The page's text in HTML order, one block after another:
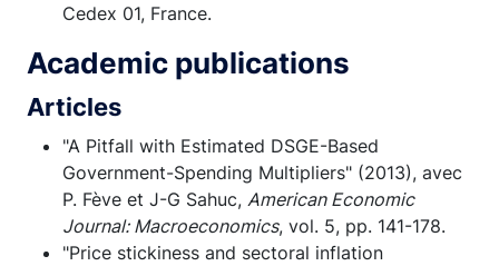
Cedex 01, France.
Academic publications
Articles
"A Pitfall with Estimated DSGE-Based
Government-Spending Multipliers" (2013), avec
P. Fève et J-G Sahuc, American Economic
Journal: Macroeconomics, vol. 5, pp. 141-178.
"Price stickiness and sectoral inflation